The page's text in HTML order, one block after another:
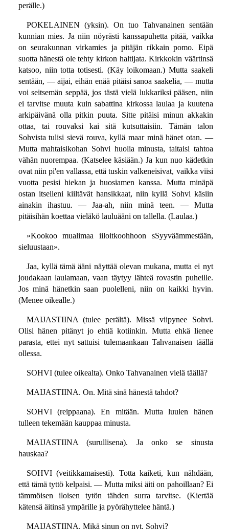
perälle.)
POKELAINEN (yksin). On tuo Tahvanainen sentään
kunnian mies. Ja niin nöyrästi kanssapuhetta pitää, vaikka
on seurakunnan virkamies ja pitäjän rikkain pomo. Eipä
suotta hänestä ole tehty kirkon haltijata. Kirkkokin väärtinsä
katsoo, niin totta totisesti. (Käy loikomaan.) Mutta saakeli
sentään, — aijai, eihän enää pitäisi sanoa saakelia, — mutta
voi seitsemän seppää, jos tästä vielä lukkariksi pääsen, niin
ei tarvitse muuta kuin sabattina kirkossa laulaa ja kuutena
arkipäivänä olla pitkin puuta. Sitte pitäisi minun akkakin
ottaa, tai rouvaksi kai sitä kutsuttaisiin. Tämän talon
Sohvista tulisi sievä rouva, kyllä maar minä hänet otan. —
Mutta mahtaisikohan Sohvi huolia minusta, taitaisi tahtoa
vähän nuorempaa. (Katselee käsiään.) Ja kun nuo kädetkin
ovat niin pi'en vallassa, että tuskin valkeneisivat, vaikka viisi
vuotta pesisi hiekan ja huosiamen kanssa. Mutta minäpä
ostan itselleni kiiltävät hansikkaat, niin kyllä Sohvi käsiin
ainakin ihastuu. — Jaa-ah, niin minä teen. — Mutta
pitäisihän koettaa vieläkö lauluääni on tallella. (Laulaa.)
»Kookoo mualimaa iiloitkoohhoon sSyyväämmestään,
sieluustaan».
Jaa, kyllä tämä ääni näyttää olevan mukana, mutta ei nyt
joudakaan laulamaan, vaan täytyy lähteä rovastin puheille.
Jos minä hänetkin saan puolelleni, niin on kaikki hyvin.
(Menee oikealle.)
MAIJASTIINA (tulee perältä). Missä viipynee Sohvi.
Olisi hänen pitänyt jo ehtiä kotiinkin. Mutta ehkä lienee
parasta, ettei nyt sattuisi tulemaankaan Tahvanaisen täällä
ollessa.
SOHVI (tulee oikealta). Onko Tahvanainen vielä täällä?
MAIJASTIINA. On. Mitä sinä hänestä tahdot?
SOHVI (reippaana). En mitään. Mutta luulen hänen
tulleen tekemään kauppaa minusta.
MAIJASTIINA (surullisena). Ja onko se sinusta
hauskaa?
SOHVI (veitikkamaisesti). Totta kaiketi, kun nähdään,
että tämä tyttö kelpaisi. — Mutta miksi äiti on pahoillaan? Ei
tämmöisen iloisen tytön tähden surra tarvitse. (Kiertää
kätensä äitinsä ympärille ja pyörähyttelee häntä.)
MAIJASTIINA. Mikä sinun on nyt, Sohvi?